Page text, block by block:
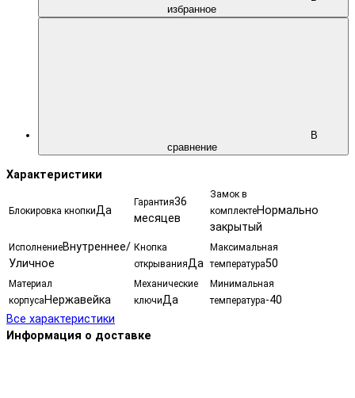
избранное
В
сравнение
Характеристики
Блокировка кнопкиДа
Гарантия36
месяцев
Замок в
комплектеНормально
закрытый
ИсполнениеВнутреннее/
Уличное
Кнопка
открыванияДа
Максимальная
температура50
Материал
корпуса Нержавейка
Механические
ключиДа
Минимальная
температура-40
Все характеристики
Информация о доставке